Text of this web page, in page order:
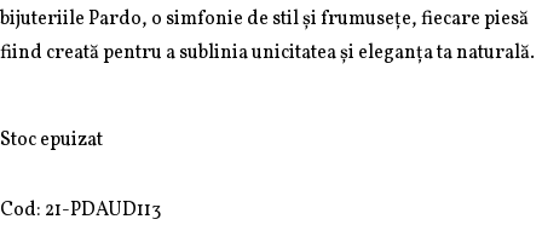
bijuteriile Pardo, o simfonie de stil și frumusețe, fiecare piesă
fiind creată pentru a sublinia unicitatea și eleganța ta naturală.
Stoc epuizat
Cod: 21-PDAUD113